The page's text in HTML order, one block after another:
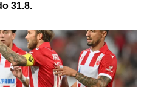
31.8.